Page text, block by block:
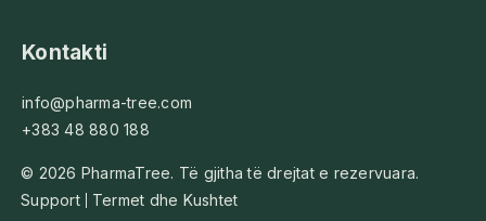
Kontakti
info@pharma-tree.com
+383 48 880 188
© 2026 PharmaTree. Të gjitha të drejtat e rezervuara.
Support
Termet dhe Kushtet